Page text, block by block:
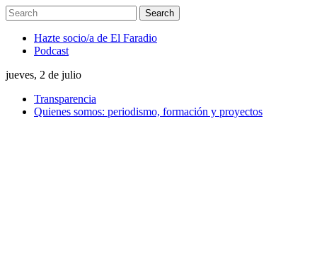
Hazte socio/a de El Faradio
Podcast
jueves, 2 de julio
Transparencia
Quienes somos: periodismo, formación y proyectos